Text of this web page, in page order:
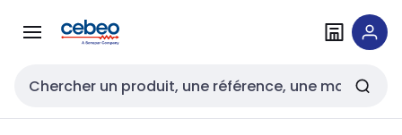
navigationau
Entrée de recherche